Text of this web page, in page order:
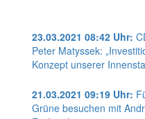
23.03.2021 08:42 Uhr:
Peter Matyssek:
Konzept unserer
21.03.2021 09:19 Uhr:
Grüne besuchen mit